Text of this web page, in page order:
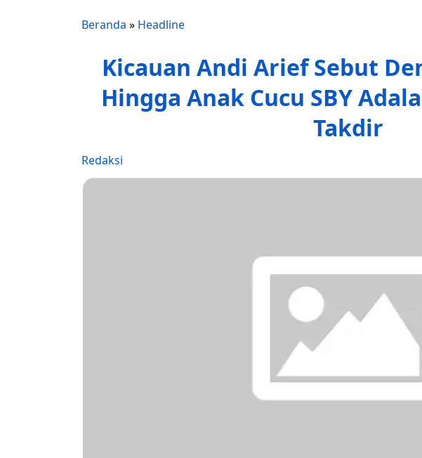
Beranda » Headline
Kicauan Andi Arief Sebut
Hingga Anak Cucu SBY
Takdir
Redaksi